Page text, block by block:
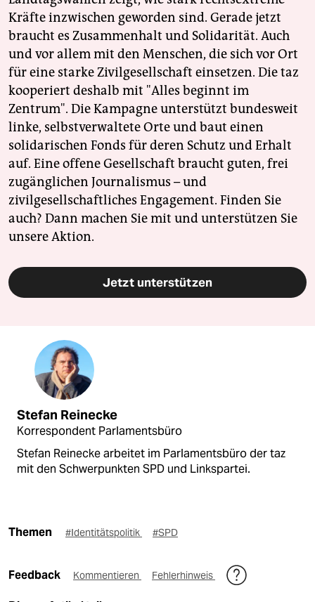
Kräfte inzwischen geworden sind. Gerade jetzt
braucht es Zusammenhalt und Solidarität. Auch
und vor allem mit den Menschen, die sich vor Ort
für eine starke Zivilgesellschaft einsetzen. Die taz
kooperiert deshalb mit "Alles beginnt im
Zentrum". Die Kampagne unterstützt bundesweit
linke, selbstverwaltete Orte und baut einen
solidarischen Fonds für deren Schutz und Erhalt
auf. Eine offene Gesellschaft braucht guten, frei
zugänglichen Journalismus – und
zivilgesellschaftliches Engagement. Finden Sie
auch? Dann machen Sie mit und unterstützen Sie
unsere Aktion.
Jetzt unterstützen
Stefan Reinecke
Korrespondent Parlamentsbüro
Stefan Reinecke arbeitet im Parlamentsbüro der taz
mit den Schwerpunkten SPD und Linkspartei.
Themen #Identitätspolitik #SPD
Feedback Kommentieren Fehlerhinweis